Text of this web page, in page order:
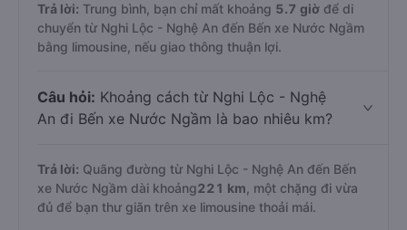
Trả lời: Trung bình, bạn chỉ mất khoảng 5.7 giờ để di
chuyển từ Nghi Lộc - Nghệ An đến Bến xe Nước Ngầm
bằng limousine, nếu giao thông thuận lợi.
Câu hỏi: Khoảng cách từ Nghi Lộc - Nghệ
An đi Bến xe Nước Ngầm là bao nhiêu km?
Trả lời: Quãng đường từ Nghi Lộc - Nghệ An đến Bến
xe Nước Ngầm dài khoảng221 km , một chặng đi vừa
đủ để bạn thư giãn trên xe limousine thoải mái.